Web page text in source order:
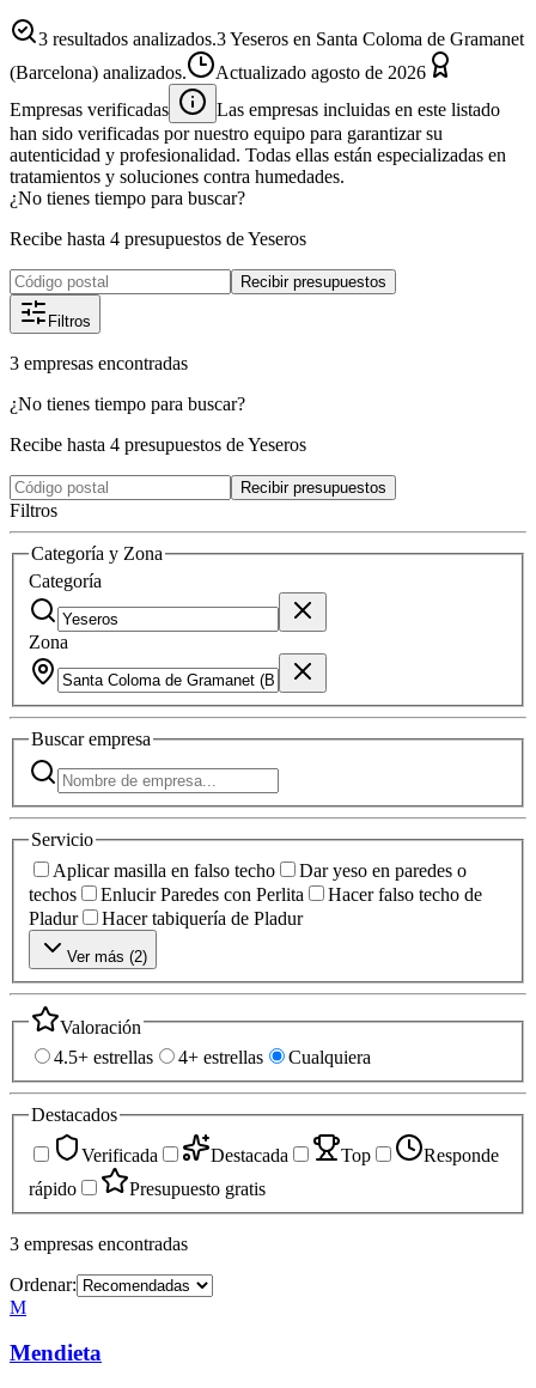
3 resultados analizados.3 Yeseros en Santa Coloma de Gramanet
(Barcelona) analizados.
Actualizado agosto de 2026
Empresas verificadas
Las empresas incluidas en este listado
han sido verificadas por nuestro equipo para garantizar su
autenticidad y profesionalidad. Todas ellas están especializadas en
tratamientos y soluciones contra humedades.
¿No tienes tiempo para buscar?
Recibe hasta 4 presupuestos de Yeseros
Recibir presupuestos
Filtros
3 empresas encontradas
¿No tienes tiempo para buscar?
Recibe hasta 4 presupuestos de Yeseros
Recibir presupuestos
Filtros
Categoría y Zona
Categoría
Zona
Buscarempresa
Servicio
Aplicar masilla en falso techo
Dar yeso en paredes o
techos
Enlucir Paredes con Perlita
Hacer falso techo de
Pladur
Hacer tabiquería de Pladur
Ver más (2)
Valoración
4.5+ estrellas
4+ estrellas Cualquiera
Destacados
Verificada
Destacada Top
Responde
rápido
Presupuesto gratis
3 empresas encontradas
Ordenar:
M
Mendieta